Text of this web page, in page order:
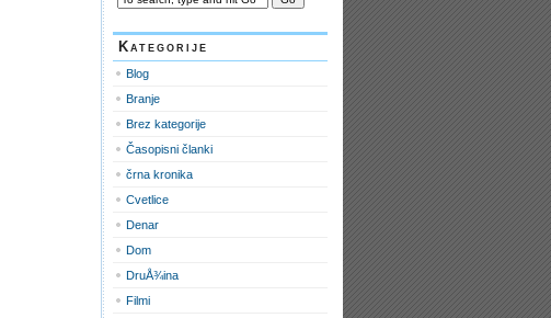
Kategorije
Blog
Branje
Brez kategorije
Časopisni članki
črna kronika
Cvetlice
Denar
Dom
DruÅ¾ina
Filmi